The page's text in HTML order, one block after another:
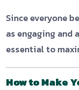
Since everyone
as engaging
essential to
How to Make